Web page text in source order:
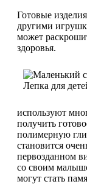
Готовые
другими
может
здоровья.
используют
получить
полимерную
становится
первозданном
со своим
могут стать